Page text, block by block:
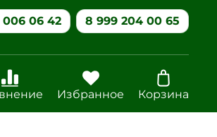
006 06 42 8 999 204 00 65
Избранное Корзина